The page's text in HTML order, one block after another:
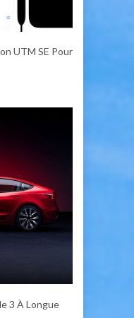
UTM SE Pour
3 À Longue